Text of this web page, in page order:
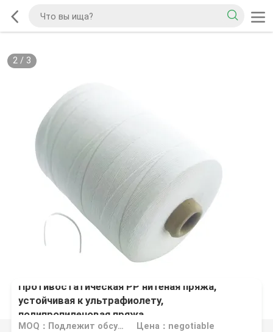
2/ 3
Противостатическая PP нитеная пряжа,
устойчивая к ультрафиолету,
полипропиленовая пряжа
MOQ：Подлежит обсуждению Цена：negotiable